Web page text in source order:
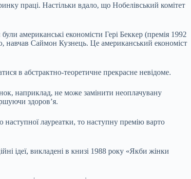
праці. Настільки вдало, що Нобелівський комітет
американські економісти Гері Беккер (премія 1992
навчав Саймон Кузнець. Це американський економіст
в абстрактно-теоретичне прекрасне невідоме.
наприклад, не може замінити неоплачувану
здоров’я.
наступної лауреатки, то наступну премію варто
ідеї, викладені в книзі 1988 року «Якби жінки